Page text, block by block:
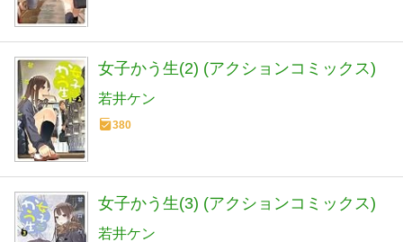
女子かう生(2) (アクションコミックス)
若井ケン
380
女子かう生(3) (アクションコミックス)
若井ケン